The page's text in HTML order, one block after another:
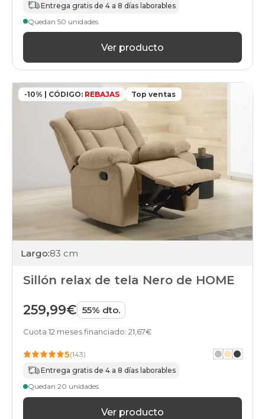
Entrega gratis de 4 a 8 días laborables
Quedan 50 unidades
Ver producto
-10% | CÓDIGO: REBAJAS Top ventas
Largo:83 cm
Sillón relax de tela Nero de HOME
259,99€ 55% dto.
Cuota 12 meses financiado: 21,67€
5(143)
Entrega gratis de 4 a 8 días laborables
Quedan 20 unidades
Ver producto